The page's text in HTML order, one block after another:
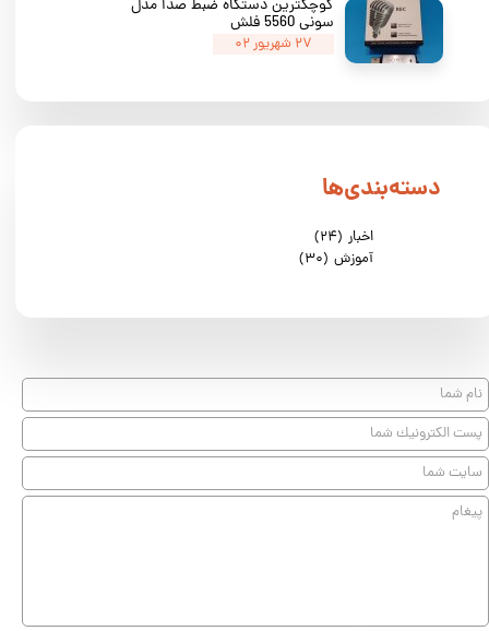
★★
کوچکترین دستگاه ضبط صدا مدل
سونی 5560 فلش
۲۷ شهریور ۰۲
دسته‌بندی‌ها
اخبار (۲۴)
آموزش (۳۰)